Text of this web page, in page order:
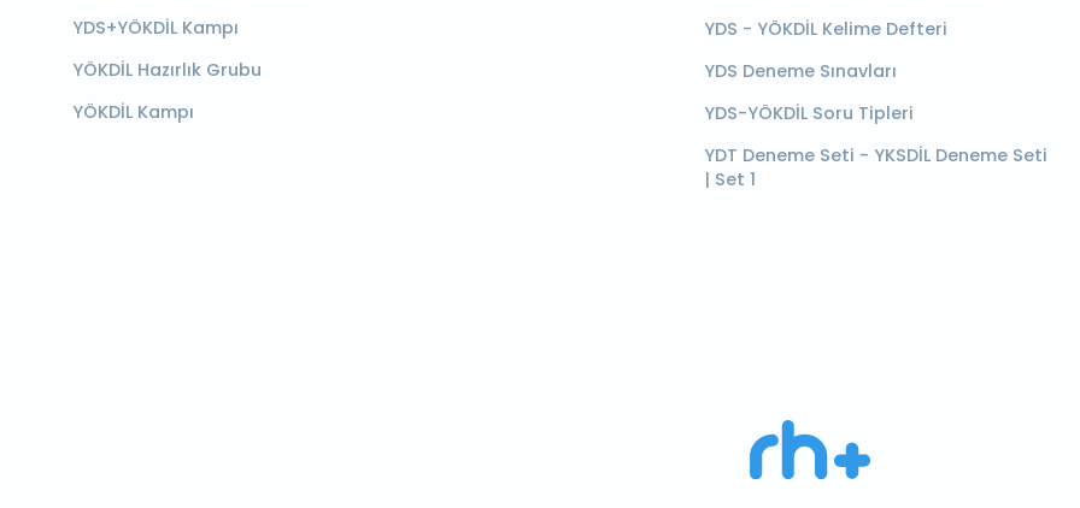
YDS+YÖKDİL Kampı
YÖKDİL Hazırlık Grubu
YÖKDİL Kampı
YDS - YÖKDİL Kelime Defteri
YDS Deneme Sınavları
YDS-YÖKDİL Soru Tipleri
YDT Deneme Seti - YKSDİL Deneme Seti
| Set 1